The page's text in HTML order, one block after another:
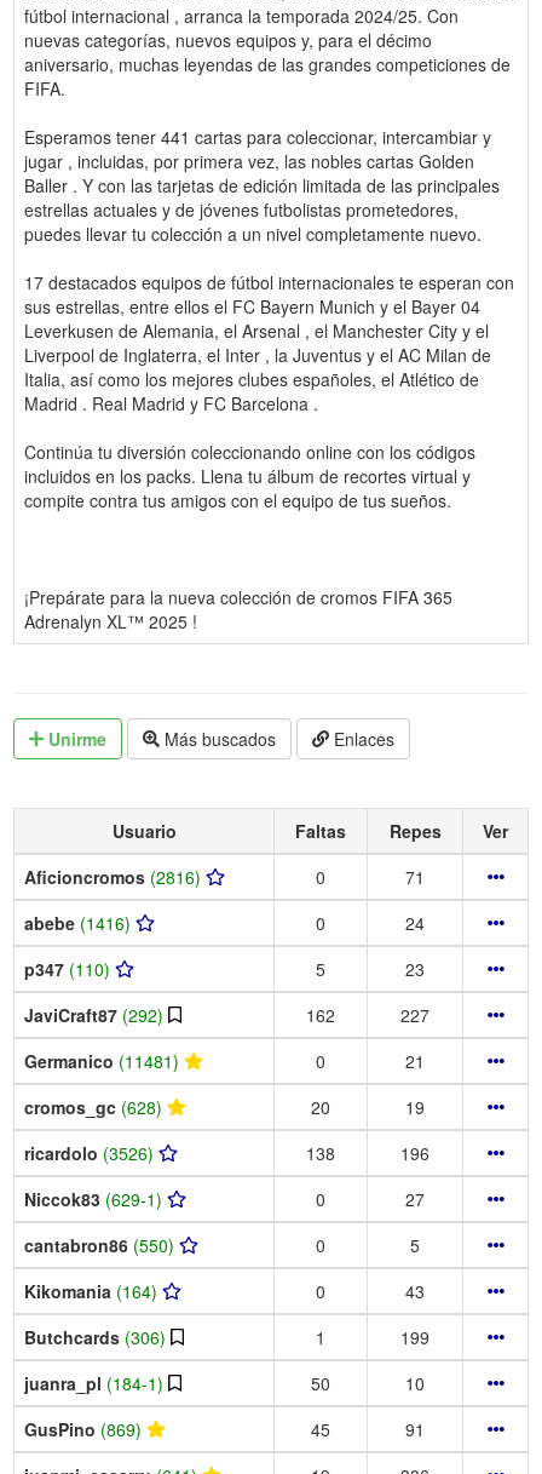
fútbol internacional , arranca la temporada 2024/25. Con
nuevas categorías, nuevos equipos y, para el décimo
aniversario, muchas leyendas de las grandes competiciones de
FIFA.
Esperamos tener 441 cartas para coleccionar, intercambiar y
jugar , incluidas, por primera vez, las nobles cartas Golden
Baller . Y con las tarjetas de edición limitada de las principales
estrellas actuales y de jóvenes futbolistas prometedores,
puedes llevar tu colección a un nivel completamente nuevo.
17 destacados equipos de fútbol internacionales te esperan con
sus estrellas, entre ellos el FC Bayern Munich y el Bayer 04
Leverkusen de Alemania, el Arsenal , el Manchester City y el
Liverpool de Inglaterra, el Inter , la Juventus y el AC Milan de
Italia, así como los mejores clubes españoles, el Atlético de
Madrid . Real Madrid y FC Barcelona .
Continúa tu diversión coleccionando online con los códigos
incluidos en los packs. Llena tu álbum de recortes virtual y
compite contra tus amigos con el equipo de tus sueños.
¡Prepárate para la nueva colección de cromos FIFA 365
Adrenalyn XL™ 2025 !
Unirme Más buscados Enlaces
Usuario Faltas Repes
Ver
Aficioncromos (2816) 0
71
abebe (1416) 0
24
p347 (110) 5
23
JaviCraft87 (292) 162
227
Germanico (11481) 0
21
cromos_gc (628) 20
19
ricardolo (3526) 138
196
Niccok83 (629-1) 0
27
cantabron86 (550) 0
5
Kikomania (164) 0
43
Butchcards (306) 1
199
juanra_pl (184-1) 50
10
GusPino (869) 45
91